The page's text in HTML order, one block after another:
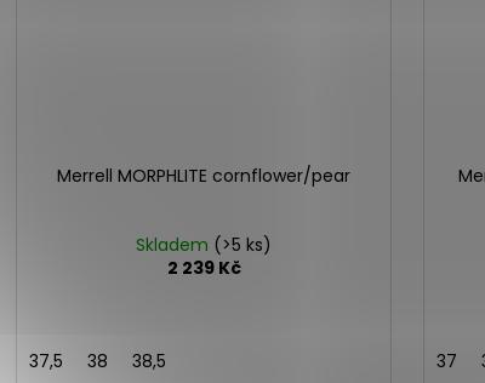
Merrell MORPHLITE cornflower/pear
Skladem (>5 ks)
2 239 Kč
37,5 38 38,5 37